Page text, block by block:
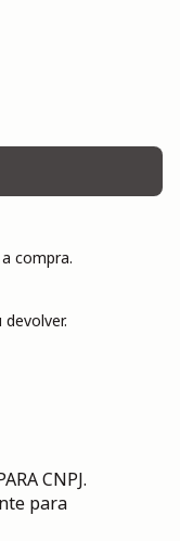
compra.
CNPJ.
para